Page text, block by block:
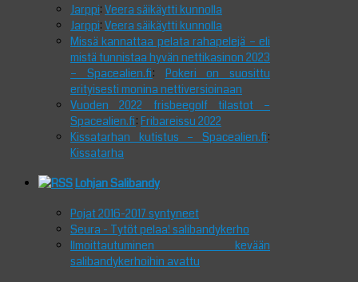
Jarppi: Veera säikäytti kunnolla
Jarppi: Veera säikäytti kunnolla
Missä kannattaa pelata rahapelejä – eli
mistä tunnistaa hyvän nettikasinon 2023
– Spacealien.fi: Pokeri on suosittu
erityisesti monina nettiversioinaan
Vuoden 2022 frisbeegolf tilastot –
Spacealien.fi: Fribareissu 2022
Kissatarhan kutistus – Spacealien.fi:
Kissatarha
Lohjan Salibandy
Pojat 2016-2017 syntyneet
Seura - Tytöt pelaa! salibandykerho
Ilmoittautuminen kevään
salibandykerhoihin avattu